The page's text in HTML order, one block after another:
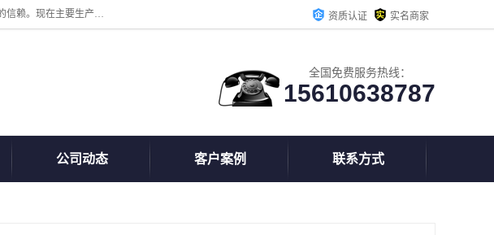
诸城汇泽机械有限公司是一家高新技术设备制造企业。公司坚持以高技术和，高服务于用户，以的环保机械制造设备赢的用户的信赖。现在主要生产死亡畜禽无害化处理和立式和卧式有机肥设备，搅拌机，烘干机，高温发酵机等。污水处理设备，固液分离机。气浮机，化制机等。公司秉承品质，用户至上，科技创新的经营理。 资质认证 实名商家
全国免费服务热线：
15610638787
公司动态 客户案例 联系方式